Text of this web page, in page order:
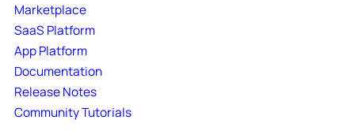
Marketplace
SaaS Platform
App Platform
Documentation
Release Notes
Community Tutorials